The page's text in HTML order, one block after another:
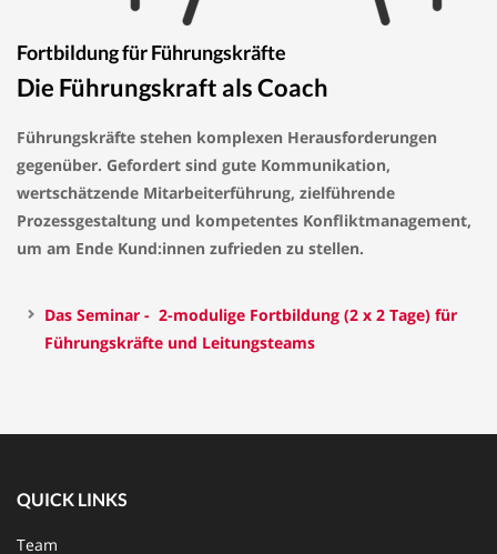
Fortbildung für Führungskräfte
Die Führungskraft als Coach
Führungskräfte stehen komplexen Herausforderungen
gegenüber. Gefordert sind gute Kommunikation,
wertschätzende Mitarbeiterführung, zielführende
Prozessgestaltung und kompetentes Konfliktmanagement,
um am Ende Kund:innen zufrieden zu stellen.
Das Seminar - 2-modulige Fortbildung (2 x 2 Tage) für
Führungskräfte und Leitungsteams
QUICK LINKS
Team